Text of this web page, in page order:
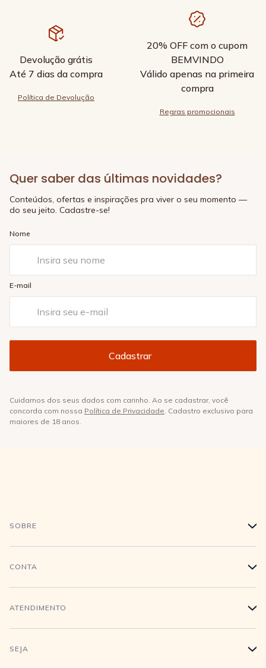
Devolução grátis
Até 7 dias da compra
Política de Devolução
20% OFF com o cupom
BEMVINDO
Válido apenas na primeira
compra
Regras promocionais
Quer saber das últimas novidades?
Conteúdos, ofertas e inspirações pra viver o seu momento —
do seu jeito. Cadastre-se!
Nome
E-mail
Cuidamos dos seus dados com carinho. Ao se cadastrar, você
concorda com nossa Política de Privacidade. Cadastro exclusivo para
maiores de 18 anos.
SOBRE +
História
Conecte-se
CONTA +
Login
ATENDIMENTO +
Compra Segura
SEJA +